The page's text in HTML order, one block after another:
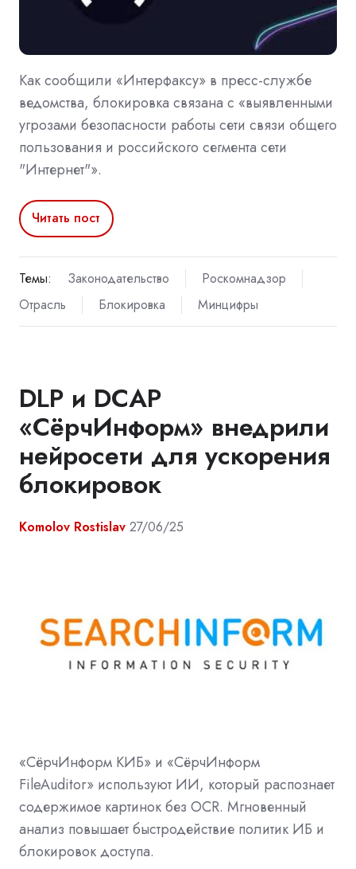
Как сообщили «Интерфаксу» в пресс-службе
ведомства, блокировка связана с «выявленными
угрозами безопасности работы сети связи общего
пользования и российского сегмента сети
"Интернет"».
Читать пост
Темы: Законодательство
Роскомнадзор
Отрасль
Блокировка Минцифры
DLP и DCAP
«СёрчИнформ» внедрили
нейросети для ускорения
блокировок
Komolov Rostislav 27/06/25
«СёрчИнформ КИБ» и «СёрчИнформ
FileAuditor» используют ИИ, который распознает
содержимое картинок без OCR. Мгновенный
анализ повышает быстродействие политик ИБ и
блокировок доступа.